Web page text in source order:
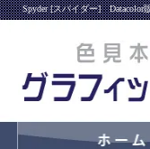
Spyder [スパイダー] Datacolor